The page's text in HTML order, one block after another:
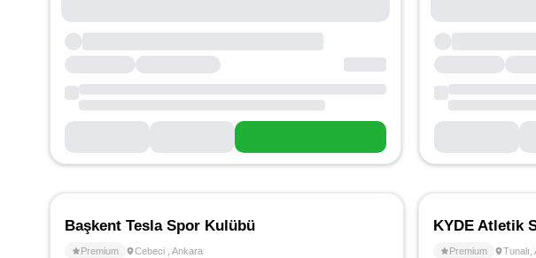
Başkent Tesla Spor Kulübü
Premium Cebeci Ankara
KYDE Atletik
Premium Tunalı